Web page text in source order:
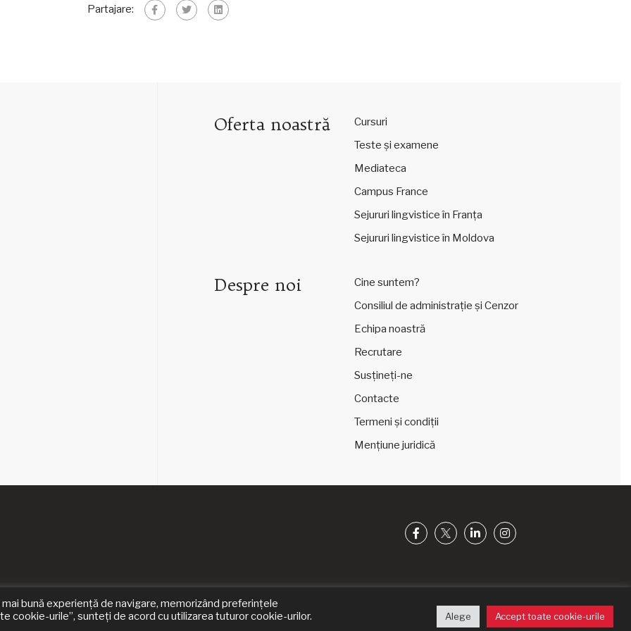
Partajare:
Oferta noastră
Cursuri
Teste și examene
Mediateca
Campus France
Sejururi lingvistice în Franța
Sejururi lingvistice în Moldova
Despre noi
Cine suntem?
Consiliul de administrație și Cenzor
Echipa noastră
Recrutare
Susțineți-ne
Contacte
Termeni și condiții
Mențiune juridică
bună experiență de navigare, memorizând preferințele
cookie-urile”, sunteți de acord cu utilizarea tuturor cookie-urilor.
Alege Accept toate cookie-urile